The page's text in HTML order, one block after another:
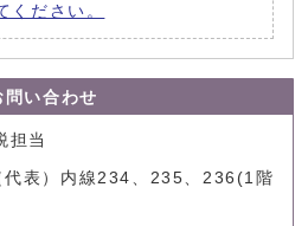
ください。
問い合わせ
担当
表）内線234、235、236(1階